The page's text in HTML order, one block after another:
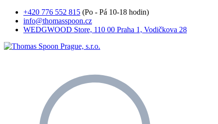
+420 776 552 815 (Po - Pá 10-18 hodin)
info@thomasspoon.cz
WEDGWOOD Store, 110 00 Praha 1, Vodičkova 28